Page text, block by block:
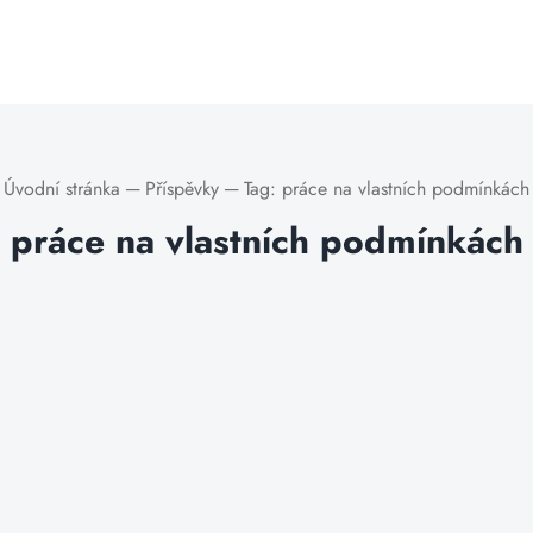
Úvodní stránka ─ Příspěvky ─ Tag: práce na vlastních podmínkách
práce na vlastních podmínkách